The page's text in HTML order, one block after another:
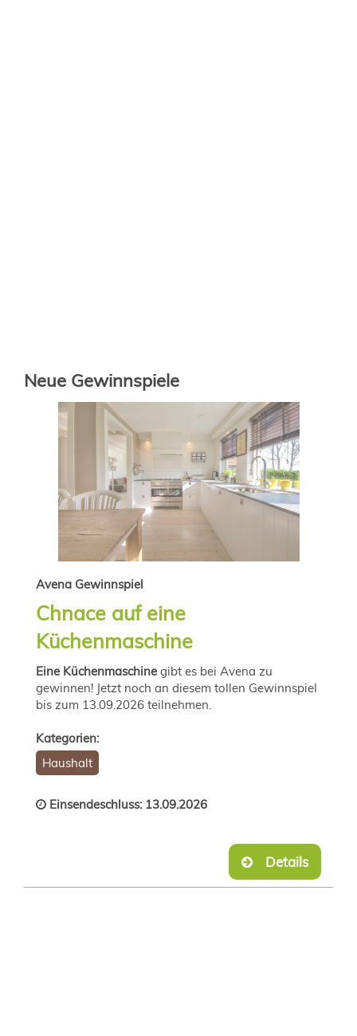
Neue Gewinnspiele
Avena Gewinnspiel
Chnace auf eine
Küchenmaschine
Eine Küchenmaschine gibt es bei Avena zu
gewinnen! Jetzt noch an diesem tollen Gewinnspiel
bis zum 13.09.2026 teilnehmen.
Kategorien:
Haushalt
Einsendeschluss: 13.09.2026
Details